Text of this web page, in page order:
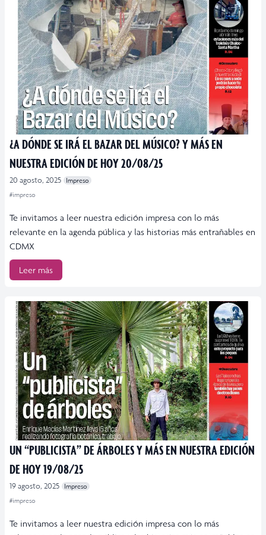
¿A DÓNDE SE IRÁ EL BAZAR DEL MÚSICO? Y MÁS EN
NUESTRA EDICIÓN DE HOY 20/08/25
20 agosto, 2025
Impreso
#impreso
Te invitamos a leer nuestra edición impresa con lo más
relevante en la agenda pública y las historias más entrañables en
CDMX
Leer más
UN “PUBLICISTA” DE ÁRBOLES Y MÁS EN NUESTRA EDICIÓN
DE HOY 19/08/25
19 agosto, 2025
Impreso
#impreso
Te invitamos a leer nuestra edición impresa con lo más